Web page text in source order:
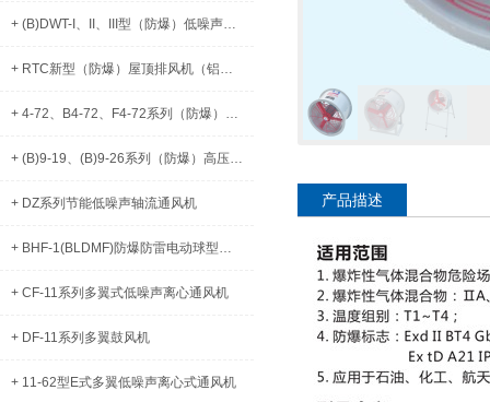
+ (B)DWT-I、II、III型（防爆）低噪声屋顶风机
+ RTC新型（防爆）屋顶排风机（铝制）
+ 4-72、B4-72、F4-72系列（防爆）离心通风机
+ (B)9-19、(B)9-26系列（防爆）高压离心式通风机
+ DZ系列节能低噪声轴流通风机
+ BHF-1(BLDMF)防爆防雷电动球型风帽
+ CF-11系列多翼式低噪声离心通风机
+ DF-11系列多翼鼓风机
+ 11-62型E式多翼低噪声离心式通风机
产品描述